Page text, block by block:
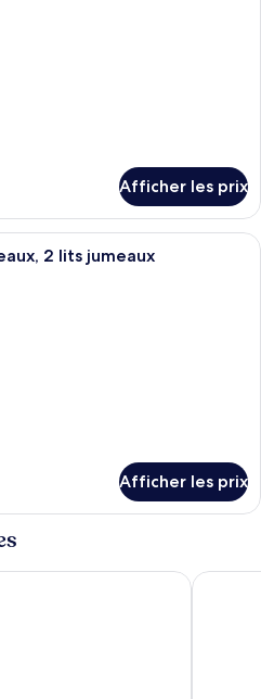
Afficher les prix
Une chambre d’hôtel avec deux lits,
2 lits jumeaux
Afficher les prix
arTree